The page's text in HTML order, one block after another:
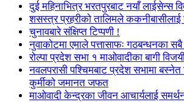
दुई महिनाभित्र भरतपुरबाट नयाँ लाईसेन्स
शसस्त्र प्रहरीको तालिमले ककनीबासीलाई
चुनावबारे संक्षिप्त टिप्पणी !
नुवाकोटमा एमाले पत्तासाफः गठबन्धनका सबै
रोल्पा प्रदेश सभा १ माओवादीका बागी
नवलपरासी पश्चिमबाट प्रदेश सभामा बस्नेत
कुर्मीको जमानत जफत
माओवादी केन्द्रका जीवन आचार्यलाई